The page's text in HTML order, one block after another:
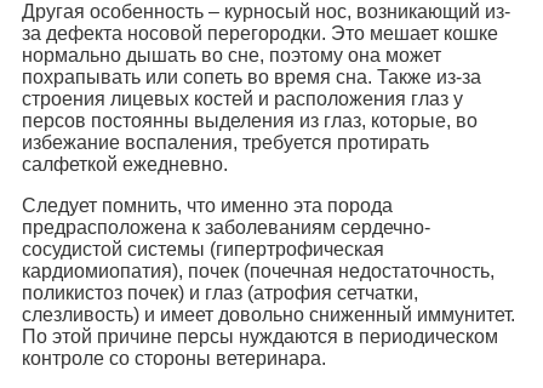
Другая особенность – курносый нос, возникающий из-
за дефекта носовой перегородки. Это мешает кошке
нормально дышать во сне, поэтому она может
похрапывать или сопеть во время сна. Также из-за
строения лицевых костей и расположения глаз у
персов постоянны выделения из глаз, которые, во
избежание воспаления, требуется протирать
салфеткой ежедневно.
Следует помнить, что именно эта порода
предрасположена к заболеваниям сердечно-
сосудистой системы (гипертрофическая
кардиомиопатия), почек (почечная недостаточность,
поликистоз почек) и глаз (атрофия сетчатки,
слезливость) и имеет довольно сниженный иммунитет.
По этой причине персы нуждаются в периодическом
контроле со стороны ветеринара.